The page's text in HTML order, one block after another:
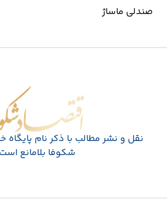
صندلی ماساژ
اقتصاد شکوفا
نقل و نشر مطالب با ذکر نام پايگاه
شکوفا بلامانع